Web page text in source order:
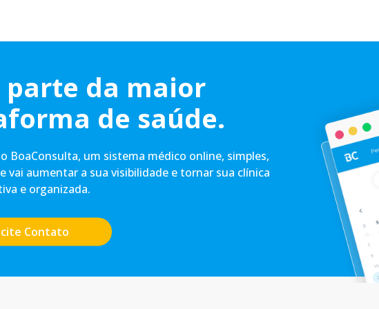
parte da maior
de saúde.
BoaConsulta, um sistema médico online, simples,
vai aumentar a sua visibilidade e tornar sua clínica
e organizada.
Contato